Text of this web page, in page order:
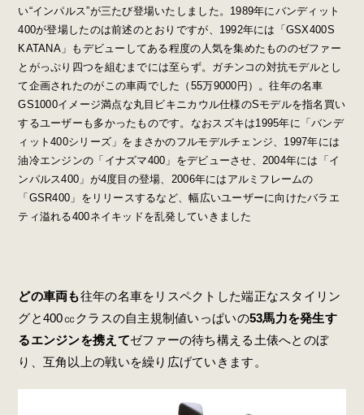
い“インパルス”が三たび登場いたしました。1989年にバンディット
400が登場したのは前述のとおりですが、1992年には「GSX400S
KATANA」もデビューしてある程度の人気を集めたもののゼファー
とがっぷり四つを組むまでには至らず。ガチンコの対抗モデルとし
て企画されたのがこの車両でした（55万9000円）。往年の名車
GS1000イメージ満点な丸目ビキニカウル仕様のSモデルを指名買い
するユーザーも多かったものです。なおスズキは1995年に「バンデ
ィット400シリーズ」をまさかのフルモデルチェンジ、1997年には
油冷エンジンの「イナズマ400」をデビューさせ、2004年には「イ
ンパルス400」が4度目の登場、2006年にはアルミフレームの
「GSR400」をリリースするなど、幅広いユーザーに向けたバラエ
ティ溢れる400ネイキッドを乱発していきました
どの車両も往年の名車をリスペクトした端正なスタイリン
グと400㏄クラスの自主規制値いっぱいの53馬力を発生す
るエンジンを携えてゼファーの待ち構える土俵へとのぼ
り、互角以上の戦いを繰り広げていきます。